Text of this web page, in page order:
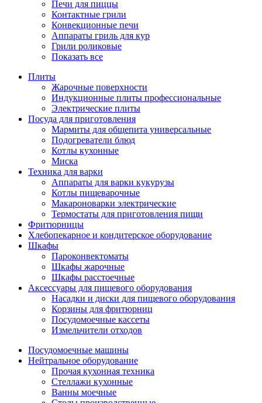
Печи для пиццы
Контактные грили
Конвекционные печи
Аппараты гриль для кур
Грили роликовые
Показать все
Плиты
Жарочные поверхности
Индукционные плиты профессиональные
Электрические плиты
Посуда для приготовления
Мармиты для общепита универсальные
Подогреватели блюд
Котлы кухонные
Миска
Техника для варки
Аппараты для варки кукурузы
Котлы пищеварочные
Макароноварки электрические
Термостаты для приготовления пищи
Фритюрницы
Хлебопекарное и кондитерское оборудование
Шкафы
Пароконвектоматы
Шкафы жарочные
Шкафы расстоечные
Аксессуары для пищевого оборудования
Насадки и диски для пищевого оборудования
Корзины для фритюрниц
Посудомоечные кассеты
Измельчители отходов
Посудомоечные машины
Нейтральное оборудование
Прочая кухонная техника
Стеллажи кухонные
Ванны моечные